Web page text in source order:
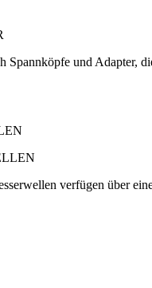
Spannköpfe und Adapter,
verfügen über